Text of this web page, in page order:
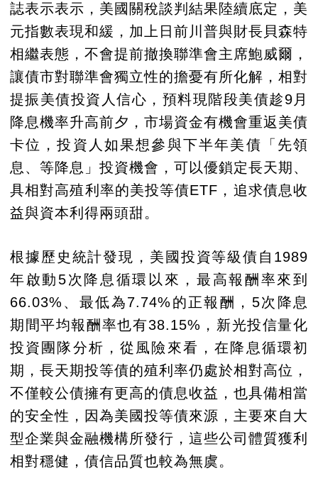
誌表示表示，美國關稅談判結果陸續底定，美
元指數表現和緩，加上日前川普與財長貝森特
相繼表態，不會提前撤換聯準會主席鮑威爾，
讓債市對聯準會獨立性的擔憂有所化解，相對
提振美債投資人信心，預料現階段美債趁9月
降息機率升高前夕，市場資金有機會重返美債
卡位，投資人如果想參與下半年美債「先領
息、等降息」投資機會，可以優鎖定長天期、
具相對高殖利率的美投等債ETF，追求債息收
益與資本利得兩頭甜。
根據歷史統計發現，美國投資等級債自1989
年啟動5次降息循環以來，最高報酬率來到
66.03%、最低為7.74%的正報酬，5次降息
期間平均報酬率也有38.15%，新光投信量化
投資團隊分析，從風險來看，在降息循環初
期，長天期投等債的殖利率仍處於相對高位，
不僅較公債擁有更高的債息收益，也具備相當
的安全性，因為美國投等債來源，主要來自大
型企業與金融機構所發行，這些公司體質獲利
相對穩健，債信品質也較為無虞。